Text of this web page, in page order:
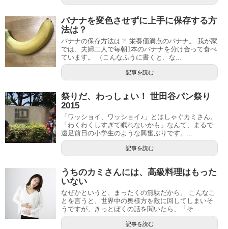
バナナを変色させずに上手に保存する方
法は？
バナナの保存方法は？ 栄養価満点のバナナ。 我が家
では、夫婦二人で毎朝1本のバナナを分け合って食べ
ています。 （こんなふうに書くと、な...
記事を読む
祭りだ、わっしょい！ 世田谷パン祭り
2015
「ワッショイ、ワッショイ♪」とはしゃぐカミさん。
「わくわくしすぎて眠れないかも」なんて、まるで
遠足前日の小学生のような興奮ぶりです。...
記事を読む
うちのカミさんには、高級料理はもった
いない
なぜかというと、まったくの無駄だから。 こんなこ
とを言うと、世界中の奥様方を敵に回してしまいそ
うですが、きっとぼくの話を聞いたら、「そ...
記事を読む